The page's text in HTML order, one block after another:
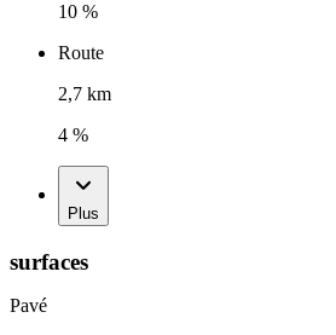
10 %
Route
2,7 km
4 %
Plus
surfaces
Pavé